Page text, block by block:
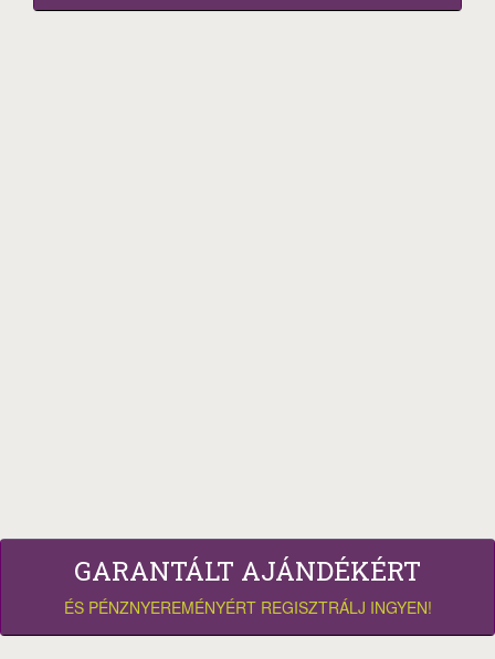
GARANTÁLT AJÁNDÉKÉRT
ÉS PÉNZNYEREMÉNYÉRT REGISZTRÁLJ INGYEN!